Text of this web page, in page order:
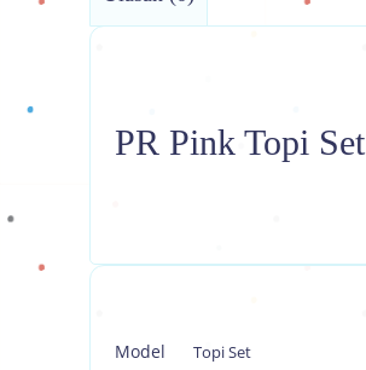
PR Pink Topi Set
Model Topi Set